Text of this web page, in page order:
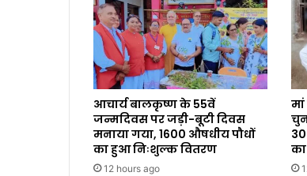
आचार्य बालकृष्ण के 55वें
जन्मदिवस पर जड़ी-बूटी दिवस
मनाया गया, 1600 औषधीय पौधों
का हुआ निःशुल्क वितरण
12 hours ago